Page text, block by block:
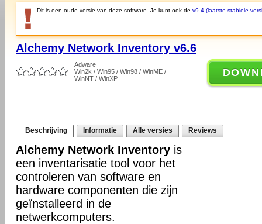
Dit is een oude versie van deze software. Je kunt ook de v9.4 (laatste stabiele
Alchemy Network Inventory v6.6
Adware
Win2k / Win95 / Win98 / WinME /
WinNT / WinXP
Beschrijving Informatie Alle versies Reviews
Alchemy Network Inventory is
een inventarisatie tool voor het
controleren van software en
hardware componenten die zijn
geïnstalleerd in de
netwerkcomputers.